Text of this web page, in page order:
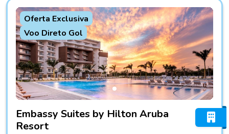
Oferta Exclusiva
Voo Direto Gol
Fotos do hotel Embassy Suites by Hilton Aruba Resort
Embassy Suites by Hilton Aruba
Resort